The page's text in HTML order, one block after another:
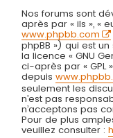
Nos forums sont
après par « ils », «
www.phpbb.com
phpBB ») qui est
la licence « GNU
ci-après par « GPL
depuis
seulement les
n’est pas
n’acceptons pas
Pour de plus
veuillez consulter :